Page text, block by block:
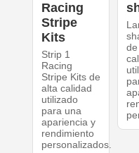
Racing
Stripe
Kits
Strip 1
Racing
Stripe Kits de
alta calidad
utilizado
para una
apariencia y
rendimiento
personalizados.